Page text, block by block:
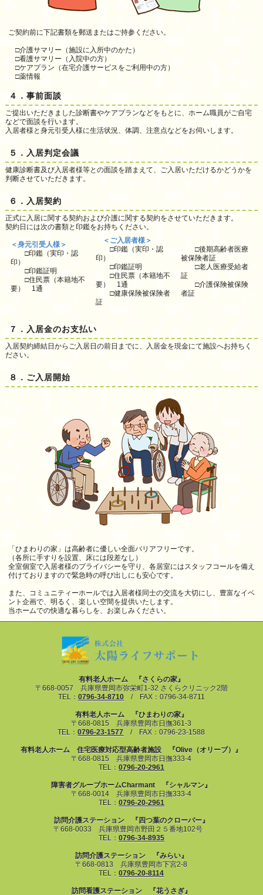
ご契約前に下記書類を郵送またはご持参ください。
□介護サマリー（施設に入所中のかた）
□看護サマリー（入院中の方）
□ケアプラン（在宅介護サービスをご利用中の方）
□薬情報
４．事前面談
ご提出いただきました診断書やケアプランなどをもとに、ホーム職員がご自宅
などで面談を行います。
入居者様と身元引受人様に生活状況、体調、注意点などをお伺いします。
５．入居判定会議
健康診断書及び入居者様等との面談を踏まえて、ご入居いただけるかどうかを
判断させていただきます。
６．入居契約
正式に入居に関する契約および介護に関する契約をさせていただきます。
契約日には次の書類と印鑑をお持ちください。
＜身元引受人様＞
□印鑑（実印・認
印）
□印鑑証明
□住民票（本籍地不
要） 1通
＜ご入居者様＞
□印鑑（実印・認
印）
□印鑑証明
□住民票（本籍地不
要） 1通
□健康保険被保険者
証
□後期高齢者医療
被保険者証
□老人医療受給者
証
□介護保険被保険
者証
７．入居金のお支払い
入居契約締結日からご入居日の前日までに、入居金を現金にて施設へお持ちく
ださい。
８．ご入居開始
「ひまわりの家」は高齢者に優しい全面バリアフリーです。
（各所に手すりを設置、床には段差なし）
全室個室で入居者様のプライバシーを守り、各居室にはスタッフコールを備え
付けておりますので緊急時の呼び出しにも安心です。
また、コミュニティーホールでは入居者様同士の交流を大切にし、豊富なイベ
ント企画で、明るく、楽しい空間を提供いたします。
当ホームでの快適な暮らしを、お楽しみください。
有料老人ホーム 『さくらの家』
〒668-0057 兵庫県豊岡市弥栄町1-32 さくらクリニック2階
TEL： 0796-34-8710/ FAX：0796-34-8711
有料老人ホーム 『ひまわりの家』
〒668-0815 兵庫県豊岡市日撫361-3
TEL：0796-23-1577 / FAX：0796-23-1588
有料老人ホーム 住宅医療対応型高齢者施設 『Olive（オリーブ）』
〒668-0815 兵庫県豊岡市日撫333-4
TEL： 0796-20-2961
障害者グループホームCharmant 『シャルマン』
〒668-0014 兵庫県豊岡市日撫333-4
TEL： 0796-20-2961
訪問介護ステーション 『四つ葉のクローバー』
〒668-0033 兵庫県豊岡市野田２５番地102号
TEL： 0796-34-8935
訪問介護ステーション 『みらい』
〒668-0813 兵庫県豊岡市下宮2-8
TEL：0796-20-8114
訪問看護ステーション 『花うさぎ』